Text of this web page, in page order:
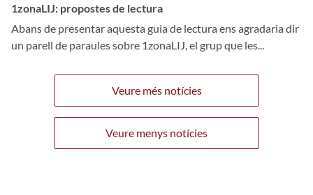
1zonaLIJ: propostes de lectura
Abans de presentar aquesta guia de lectura ens agradaria dir
un parell de paraules sobre 1zonaLIJ, el grup que les...
Veure més notícies
Veure menys notícies